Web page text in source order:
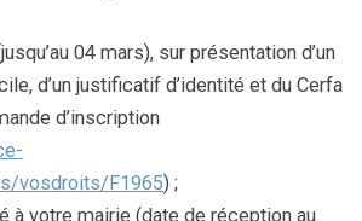
04 mars), sur présentation d’un
d’un justificatif d’identité et du Cerfa
d’inscription
vosdroits/F1965) ;
à votre mairie (date de réception au